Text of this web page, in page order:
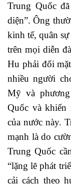
Trung Quốc
diện”. Ông
kinh tế, quân
trên mọi diễn
Hu phải đối
nhiều người
Mỹ và
Quốc và khiến
của nước này.
mạnh là do
Trung Quốc
“lặng lẽ phát
cải cách theo